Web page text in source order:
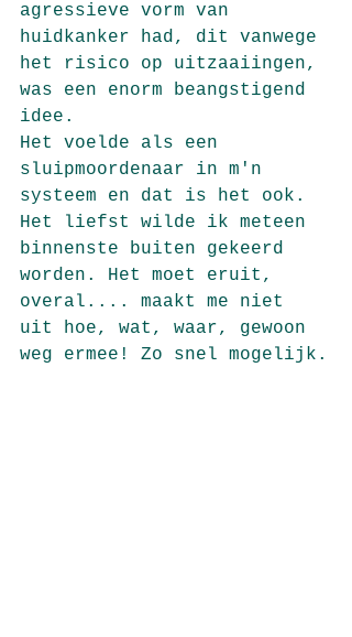
agressieve vorm van
huidkanker had, dit vanwege
het risico op uitzaaiingen,
was een enorm beangstigend
idee.
Het voelde als een
sluipmoordenaar in m'n
systeem en dat is het ook.
Het liefst wilde ik meteen
binnenste buiten gekeerd
worden. Het moet eruit,
overal.... maakt me niet
uit hoe, wat, waar, gewoon
weg ermee! Zo snel mogelijk.